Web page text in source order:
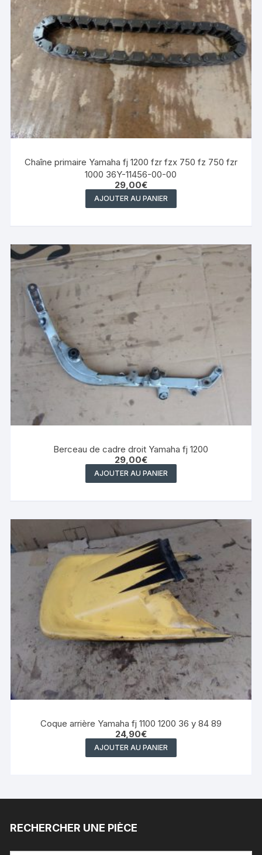
Chaîne primaire Yamaha fj 1200 fzr fzx 750 fz 750 fzr
1000 36Y-11456-00-00
29,00€
AJOUTER AU PANIER
Berceau de cadre droit Yamaha fj 1200
29,00€
AJOUTER AU PANIER
Coque arrière Yamaha fj 1100 1200 36 y 84 89
24,90€
AJOUTER AU PANIER
RECHERCHER UNE PIÈCE